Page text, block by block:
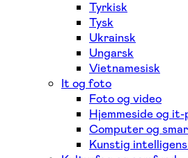
Tyrkisk
Tysk
Ukrainsk
Ungarsk
Vietnamesisk
It og foto
Foto og video
Hjemmeside og
Computer og
Kunstig